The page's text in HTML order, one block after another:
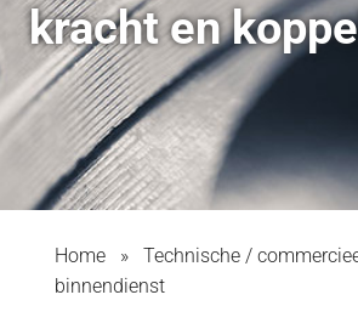
kracht en
Home» Technische /
binnendienst